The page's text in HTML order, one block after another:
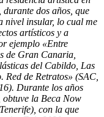
dos años, que
nivel insular, lo cual me
artísticos y a
ejemplo «Entre
de Gran Canaria,
del Cabildo, Las
de Retratos» (SAC,
Durante los años
la Beca Now
con la que